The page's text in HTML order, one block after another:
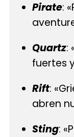
Pirate:
Quartz:
fuertes
Rift:
abren
Sting: